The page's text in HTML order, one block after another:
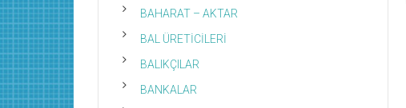
BAHARAT – AKTAR
BAL ÜRETİCİLERİ
BALIKÇILAR
BANKALAR